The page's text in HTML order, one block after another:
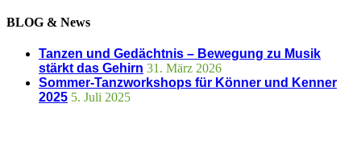
BLOG & News
Tanzen und Gedächtnis – Bewegung zu Musik
stärkt das Gehirn 31. März 2026
Sommer-Tanzworkshops für Könner und Kenner
2025 5. Juli 2025